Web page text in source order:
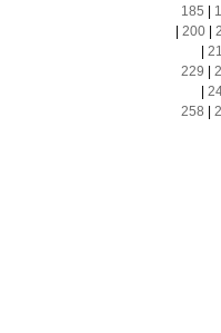
185
200|
229
258